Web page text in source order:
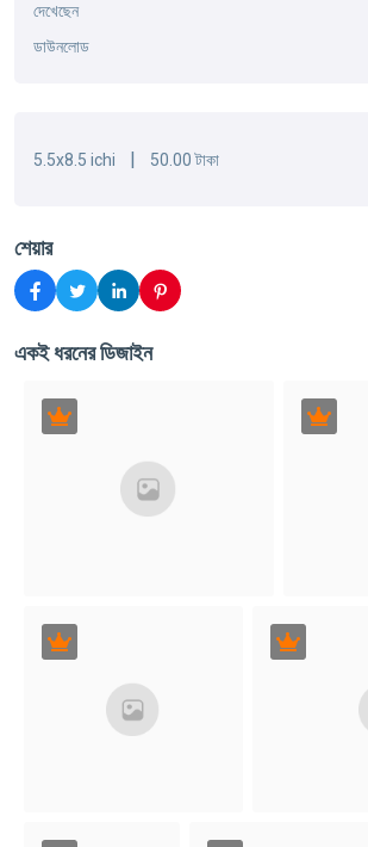
দেখেছেন
ডাউনলোড
5.5x8.5 ichi | 50.00 টাকা
শেয়ার
একই ধরনের ডিজাইন